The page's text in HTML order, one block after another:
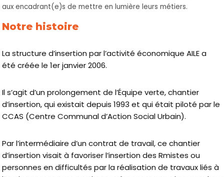
aux encadrant(e)s de mettre en lumière leurs métiers.
Notre histoire
La structure d’insertion par l’activité économique AILE a
été créée le 1er janvier 2006.
Il s’agit d’un prolongement de l’Équipe verte, chantier
d’insertion, qui existait depuis 1993 et qui était piloté par le
CCAS (Centre Communal d’Action Social Urbain).
Par l’intermédiaire d’un contrat de travail, ce chantier
d’insertion visait à favoriser l’insertion des Rmistes ou
personnes en difficultés par la réalisation de travaux liés à